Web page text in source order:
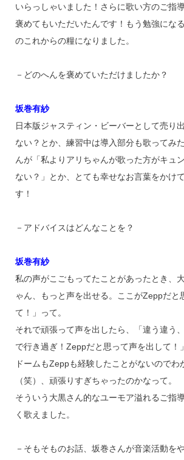
いらっしゃいました！さらに歌い方のご指
褒めてもいただいたんです！もう勉強にな
のこれからの糧になりました。
－どのへんを褒めていただけましたか？
坂巻有紗
日本版ジャスティン・ビーバーとして売り
ない？とか、練習中は導入部分も歌ってみ
んが「私よりアリちゃんが歌った方がキュ
ない？」とか、とても幸せなお言葉をかけ
す！
－アドバイスはどんなことを？
坂巻有紗
私の声がこごもってたことがあったとき、
ゃん、もっと声を出せる。ここがZeppだと
て！」って。
それで頑張って声を出したら、「違う違う
で行き過ぎ！Zeppだと思って声を出して！
ドームもZeppも経験したことがないのでわ
（笑）、頑張りすぎちゃったのかなって。
そういう大黒さん的なユーモア溢れるご指
く歌えました。
－そもそものお話、坂巻さんが音楽活動を